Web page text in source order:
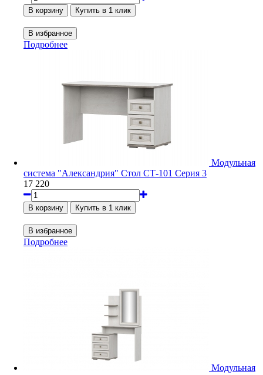
Подробнее
Модульная
система "Александрия" Стол СТ-101 Серия 3
17 220
Подробнее
Модульная